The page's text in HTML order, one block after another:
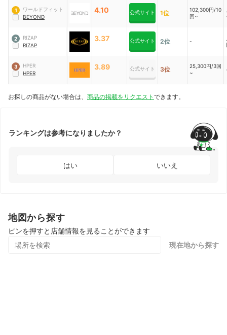
1
ワールドフィット
BEYOND
4.10 公式サイト 1位
102,300円/10
回~
2
RIZAP
RIZAP
3.37 公式サイト 2位 -
3
HPER
HPER
3.89 公式サイト 3位
25,300円/3回
~
お探しの商品がない場合は、 商品の掲載をリクエスト できます。
ランキングは参考になりましたか？
はい いいえ
地図から探す
ピンを押すと店舗情報を見ることができます
現在地から探す